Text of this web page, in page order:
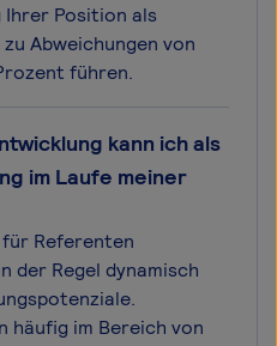
Position als
Abweichungen von
führen.
kann ich als
im Laufe meiner
Referenten
der Regel dynamisch
im Bereich von